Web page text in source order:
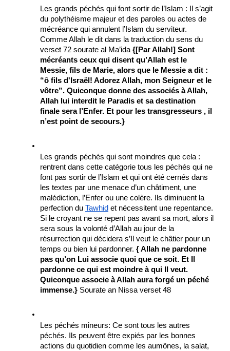
Les grands péchés qui font sortir de l’Islam : Il s’agit
du polythéisme majeur et des paroles ou actes de
mécréance qui annulent l’Islam du serviteur.
Comme Allah le dit dans la traduction du sens du
verset 72 sourate al Ma’ida {[Par Allah!] Sont
mécréants ceux qui disent qu’Allah est le
Messie, fils de Marie, alors que le Messie a dit :
“ô fils d'Israël! Adorez Allah, mon Seigneur et le
vôtre”. Quiconque donne des associés à Allah,
Allah lui interdit le Paradis et sa destination
finale sera l’Enfer. Et pour les transgresseurs , il
n’est point de secours.}
Les grands péchés qui sont moindres que cela :
rentrent dans cette catégorie tous les péchés qui ne
font pas sortir de l’Islam et qui ont été cernés dans
les textes par une menace d’un châtiment, une
malédiction, l’Enfer ou une colère. Ils diminuent la
perfection du Tawhid et nécessitent une repentance.
Si le croyant ne se repent pas avant sa mort, alors il
sera sous la volonté d’Allah au jour de la
résurrection qui décidera s’Il veut le châtier pour un
temps ou bien lui pardonner. { Allah ne pardonne
pas qu’on Lui associe quoi que ce soit. Et Il
pardonne ce qui est moindre à qui Il veut.
Quiconque associe à Allah aura forgé un péché
immense.} Sourate an Nissa verset 48
Les péchés mineurs: Ce sont tous les autres
péchés. Ils peuvent être expiés par les bonnes
actions du quotidien comme les aumônes, la salat,